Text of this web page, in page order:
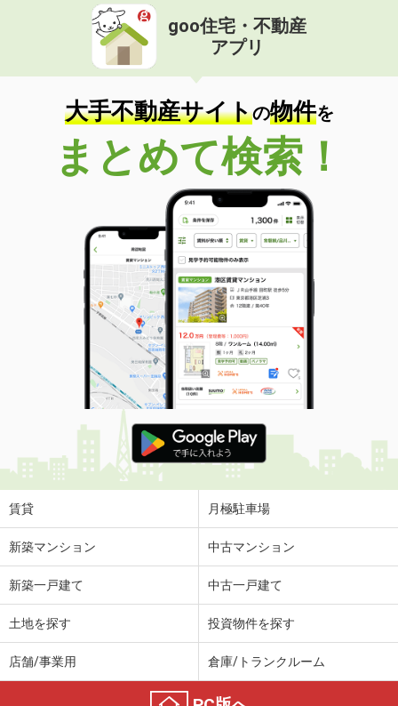
goo住宅・不動産
アプリ
大手不動産サイトの物件を
まとめて検索！
賃貸 月極駐車場
新築マンション 中古マンション
新築一戸建て 中古一戸建て
土地を探す 投資物件を探す
店舗/事業用 倉庫/トランクルーム